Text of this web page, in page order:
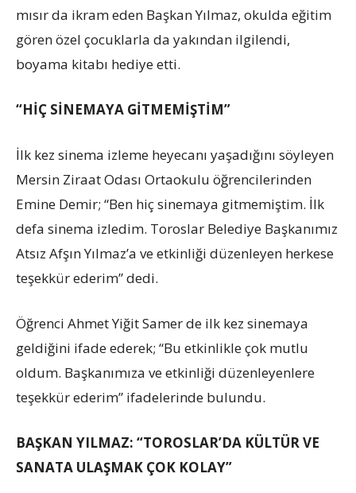
mısır da ikram eden Başkan Yılmaz, okulda eğitim
gören özel çocuklarla da yakından ilgilendi,
boyama kitabı hediye etti.
“HİÇ SİNEMAYA GİTMEMİŞTİM”
İlk kez sinema izleme heyecanı yaşadığını söyleyen
Mersin Ziraat Odası Ortaokulu öğrencilerinden
Emine Demir; “Ben hiç sinemaya gitmemiştim. İlk
defa sinema izledim. Toroslar Belediye Başkanımız
Atsız Afşın Yılmaz’a ve etkinliği düzenleyen herkese
teşekkür ederim” dedi.
Öğrenci Ahmet Yiğit Samer de ilk kez sinemaya
geldiğini ifade ederek; “Bu etkinlikle çok mutlu
oldum. Başkanımıza ve etkinliği düzenleyenlere
teşekkür ederim” ifadelerinde bulundu.
BAŞKAN YILMAZ: “TOROSLAR’DA KÜLTÜR VE
SANATA ULAŞMAK ÇOK KOLAY”